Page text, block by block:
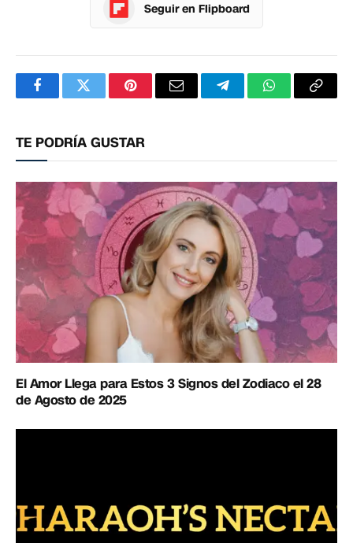
Seguir en Flipboard
FacebookTwitterPinterestCorreoTelegramWhatsApp
TE PODRÍA GUSTAR
El Amor Llega para Estos 3 Signos del Zodiaco el 28
de Agosto de 2025